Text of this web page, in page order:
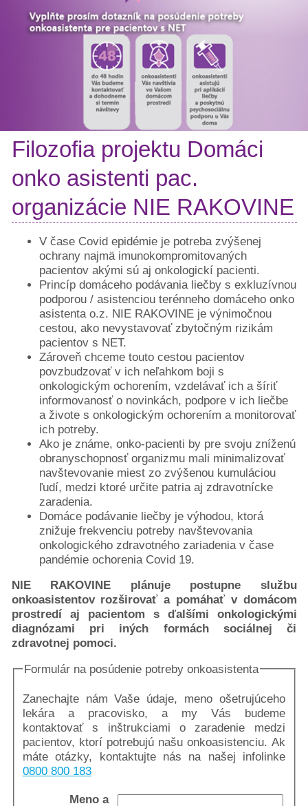
Pacientske
príručky
skúšania
Podcasty
Diagnózy
Rakovina
Rakovina
hrubého
čreva
pankreasu
Rakovina
prostaty
a
semenníkov
Rakovina
krčka
maternice
Neuroendokrinné
tumory
Rakovina
pľúc
Rakovina
močového
mechúra
Rakovina
kože
Rakovina
vaječníkov
Podporte
nás
darujme.sk
2%
pre
nás
Filozofia projektu Domáci
onko asistenti pac.
organizácie NIE RAKOVINE
V čase Covid epidémie je potreba zvýšenej
ochrany najmä imunokompromitovaných
pacientov akými sú aj onkologickí pacienti.
Princíp domáceho podávania liečby s exkluzívnou
podporou / asistenciou terénneho domáceho onko
asistenta o.z. NIE RAKOVINE je výnimočnou
cestou, ako nevystavovať zbytočným rizikám
pacientov s NET.
Zároveň chceme touto cestou pacientov
povzbudzovať v ich neľahkom boji s
onkologickým ochorením, vzdelávať ich a šíriť
informovanosť o novinkách, podpore v ich liečbe
a živote s onkologickým ochorením a monitorovať
ich potreby.
Ako je známe, onko-pacienti by pre svoju zníženú
obranyschopnosť organizmu mali minimalizovať
navštevovanie miest zo zvýšenou kumuláciou
ľudí, medzi ktoré určite patria aj zdravotnícke
zaradenia.
Domáce podávanie liečby je výhodou, ktorá
znižuje frekvenciu potreby navštevovania
onkologického zdravotného zariadenia v čase
pandémie ochorenia Covid 19.
NIE RAKOVINE plánuje postupne službu
onkoasistentov rozširovať a pomáhať v domácom
prostredí aj pacientom s ďalšími onkologickými
diagnózami pri iných formách sociálnej či
zdravotnej pomoci.
Formulár na posúdenie potreby onkoasistenta
Zanechajte nám Vaše údaje, meno ošetrujúceho
lekára a pracovisko, a my Vás budeme
kontaktovať s inštrukciami o zaradenie medzi
pacientov, ktorí potrebujú našu onkoasistenciu. Ak
máte otázky, kontaktujte nás na našej infolinke
0800 800 183
Meno a